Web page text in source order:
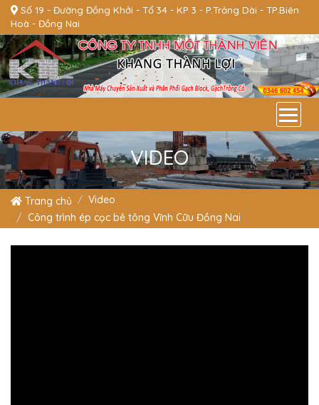
Số 19 - Đường Đồng Khởi - Tổ 34 - KP 3 - P.Trảng Dài - TP.Biên
Hoà - Đồng Nai
VIDEO
Trang chủ
Video
Công trình ép cọc bê tông Vĩnh Cữu Đồng Nai